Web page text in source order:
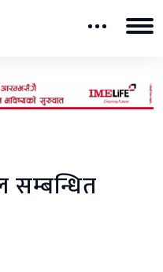
सम्बन्धित